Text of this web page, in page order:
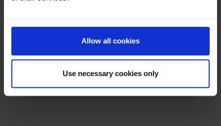
Allow all cookies
Use necessary cookies only